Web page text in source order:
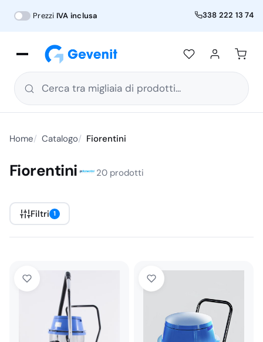
Prezzi IVA inclusa 338 222 13 74
Cerca tra migliaia di prodotti...
Home Catalogo Fiorentini
Fiorentini 20 prodotti
Filtri 1